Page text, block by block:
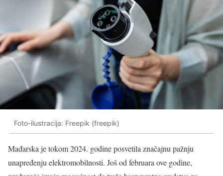
Foto-ilustracija: Freepik (freepik)
Mađarska je tokom 2024. godine posvetila značajnu pažnju
unapređenju elektromobilnosti. Još od februara ove godine,